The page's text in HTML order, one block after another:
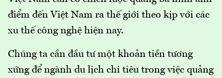
điểm đến Việt Nam ra thế giới theo kịp với các
xu thế công nghệ hiện nay.
Chúng ta cần đầu tư một khoản tiền tương
xứng để ngành du lịch chi tiêu trong việc quảng